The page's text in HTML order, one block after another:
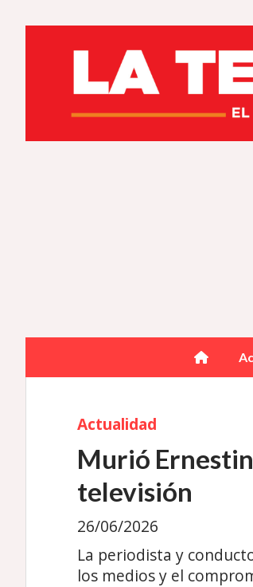
Murió
televisión
La periodista y
los medios y el
Actualidad
26/06/2026